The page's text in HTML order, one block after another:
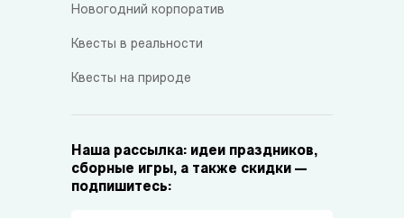
Новогодний корпоратив
Квесты в реальности
Квесты на природе
Наша рассылка: идеи праздников,
сборные игры, а также скидки —
подпишитесь: